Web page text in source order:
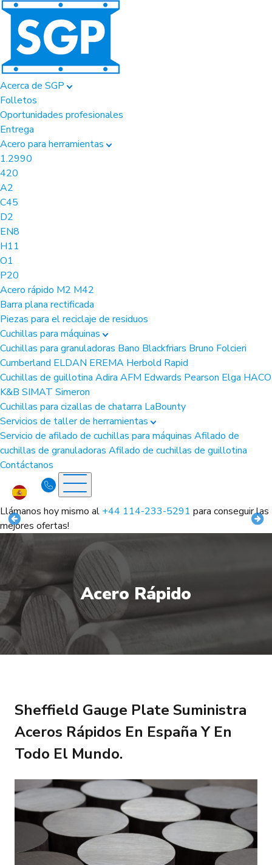
Acerca de SGP
Folletos
Oportunidades profesionales
Entrega
Acero para herramientas
1.2990
420
A2
C45
D2
EN8
H11
O1
P20
Acero rápido M2 M42
Barra plana rectificada
Piezas para el reciclaje de residuos
Cuchillas para máquinas
Cuchillas para granuladoras Bano Blackfriars Bruno Folcieri
Cumberland ELDAN EREMA Herbold Rapid
Cuchillas de guillotina Adira AFM Edwards Pearson Elga HACO
K&B SIMAT Simeron
Cuchillas para cizallas de chatarra LaBounty
Servicios de taller de herramientas
Servicio de afilado de cuchillas para máquinas Afilado de
cuchillas de granuladoras Afilado de cuchillas de guillotina
Contáctanos
Llámanos hoy mismo al +44 114-233-5291 para conseguir las
mejores ofertas!
Acero Rápido
Sheffield Gauge Plate Suministra
Aceros Rápidos En España Y En
Todo El Mundo.